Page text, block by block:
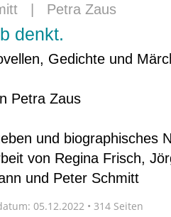
Petra Zaus
denkt.
Gedichte und
Petra Zaus
und biographisches
von Regina Frisch,
und Peter Schmitt
05.12.2022 • 314 Seiten